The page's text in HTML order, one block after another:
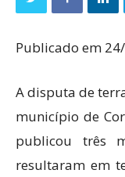
Publicado em
A disputa de
município de
publicou três
resultaram em